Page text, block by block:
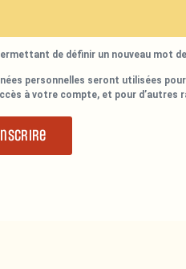
de définir un nouveau mot
personnelles seront utilisées
à votre compte, et pour